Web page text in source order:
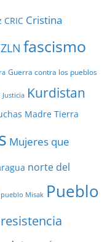
CRIC Cristina
fascismo
Guerra contra los pueblos
Justicia Kurdistan
Madre Tierra
Mujeres que
norte del
pueblo Misak Pueblo
resistencia